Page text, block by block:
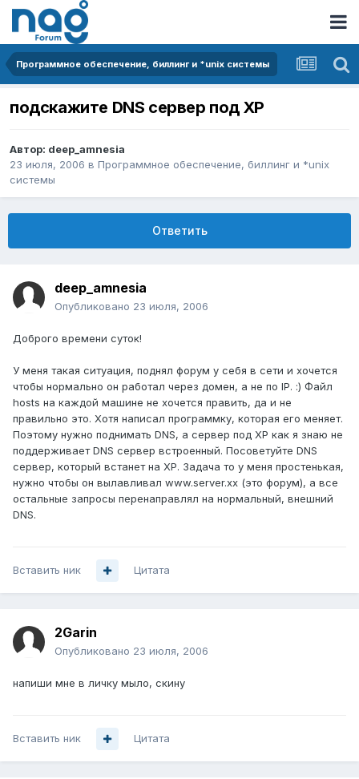
Программное обеспечение, биллинг и *unix системы
подскажите DNS сервер под ХР
Автор: deep_amnesia
23 июля, 2006 в Программное обеспечение, биллинг и *unix
системы
Ответить
deep_amnesia
Опубликовано 23 июля, 2006
Доброго времени суток!
У меня такая ситуация, поднял форум у себя в сети и хочется
чтобы нормально он работал через домен, а не по IP. :) Файл
hosts на каждой машине не хочется править, да и не
правильно это. Хотя написал программку, которая его меняет.
Поэтому нужно поднимать DNS, а сервер под XP как я знаю не
поддерживает DNS сервер встроенный. Посоветуйте DNS
сервер, который встанет на ХР. Задача то у меня простенькая,
нужно чтобы он вылавливал www.server.xx (это форум), а все
остальные запросы перенаправлял на нормальный, внешний
DNS.
Вставить ник Цитата
2Garin
Опубликовано 23 июля, 2006
напиши мне в личку мыло, скину
Вставить ник Цитата